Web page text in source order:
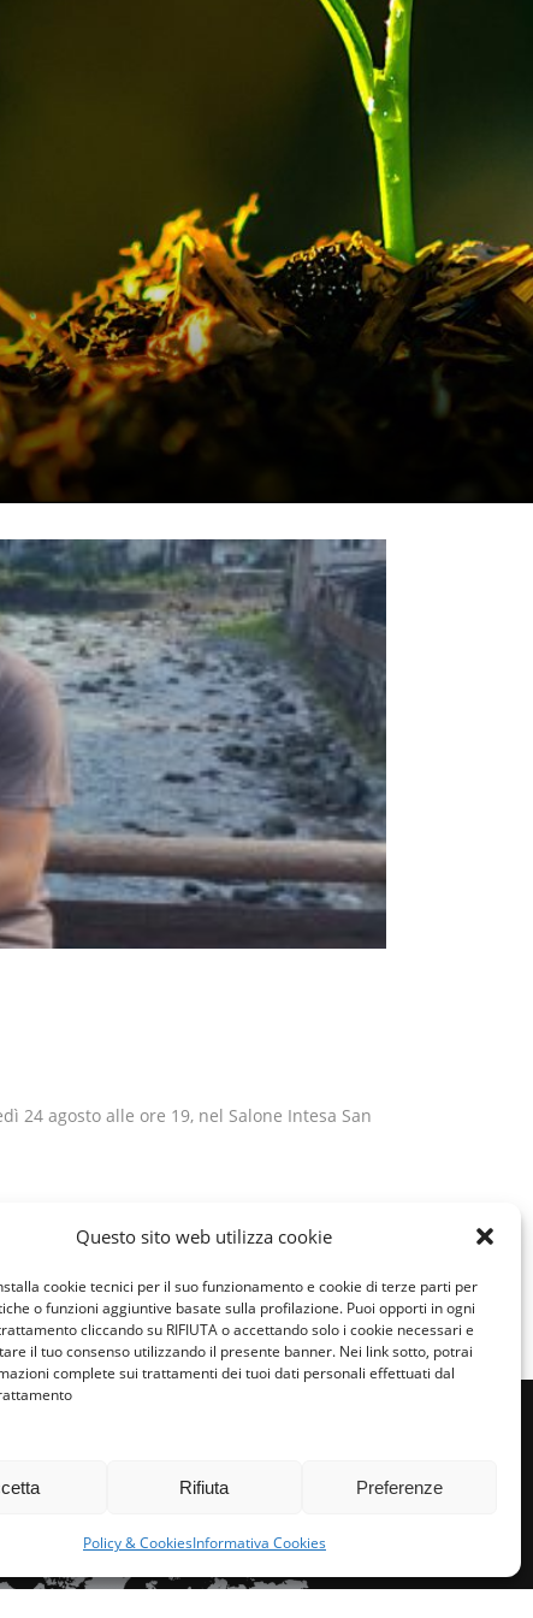
Questo sito web utilizza cookie
cookie tecnici per il suo funzionamento e cookie di terze parti per
o funzioni aggiuntive basate sulla profilazione. Puoi opporti in ogni
cliccando su RIFIUTA o accettando solo i cookie necessari e
il tuo consenso utilizzando il presente banner. Nei link sotto, potrai
complete sui trattamenti dei tuoi dati personali effettuati dal
Rifiuta Preferenze
Policy & CookiesInformativa Cookies
24 agosto alle ore 19, nel Salone Intesa San
Condividi: